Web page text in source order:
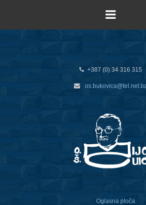
+387 (0) 34 316 315
Oglasna ploča